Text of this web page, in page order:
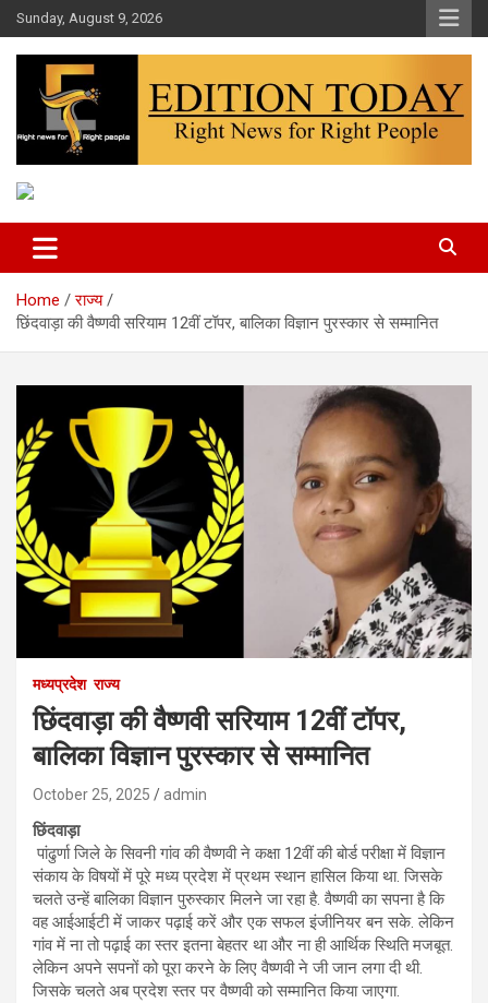
Skip
to
content
Sunday, August 9, 2026
Edition Today
Home
राज्य
छिंदवाड़ा की वैष्णवी सरियाम 12वीं टॉपर, बालिका विज्ञान पुरस्कार से सम्मानित
मध्यप्रदेश राज्य
छिंदवाड़ा की वैष्णवी सरियाम 12वीं टॉपर,
बालिका विज्ञान पुरस्कार से सम्मानित
October 25, 2025 admin
छिंदवाड़ा
पांढुर्णा जिले के सिवनी गांव की वैष्णवी ने कक्षा 12वीं की बोर्ड परीक्षा में विज्ञान
संकाय के विषयों में पूरे मध्य प्रदेश में प्रथम स्थान हासिल किया था. जिसके
चलते उन्हें बालिका विज्ञान पुरुस्कार मिलने जा रहा है. वैष्णवी का सपना है कि
वह आईआईटी में जाकर पढ़ाई करें और एक सफल इंजीनियर बन सके. लेकिन
गांव में ना तो पढ़ाई का स्तर इतना बेहतर था और ना ही आर्थिक स्थिति मजबूत.
लेकिन अपने सपनों को पूरा करने के लिए वैष्णवी ने जी जान लगा दी थी.
जिसके चलते अब प्रदेश स्तर पर वैष्णवी को सम्मानित किया जाएगा.